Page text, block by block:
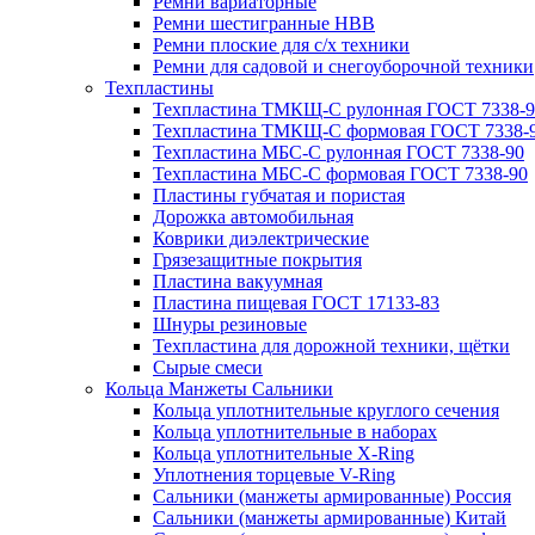
Ремни шестигранные HBB
Ремни плоские для с/х техники
Ремни для садовой и снегоуборочной техники
Техпластины
Техпластина ТМКЩ-С рулонная ГОСТ 7338-
Техпластина ТМКЩ-С формовая ГОСТ 7338-
Техпластина МБС-С рулонная ГОСТ 7338-90
Техпластина МБС-С формовая ГОСТ 7338-90
Пластины губчатая и пористая
Дорожка автомобильная
Коврики диэлектрические
Грязезащитные покрытия
Пластина вакуумная
Пластина пищевая ГОСТ 17133-83
Шнуры резиновые
Техпластина для дорожной техники, щётки
Сырые смеси
Кольца Манжеты Сальники
Кольца уплотнительные круглого сечения
Кольца уплотнительные в наборах
Кольца уплотнительные Х-Ring
Уплотнения торцевые V-Ring
Сальники (манжеты армированные) Россия
Сальники (манжеты армированные) Китай